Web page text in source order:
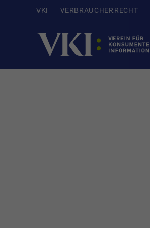
VKI VERBRAUCHERRECHT
Startseite